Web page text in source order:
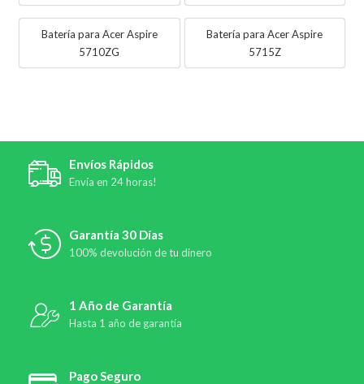
Batería para Acer Aspire
5710ZG
Batería para Acer Aspire
5715Z
Envíos Rápidos
Envía en 24 horas!
Garantía 30 Días
100% devolución de tu dinero
1 Año de Garantía
Hasta 1 año de garantía
Pago Seguro